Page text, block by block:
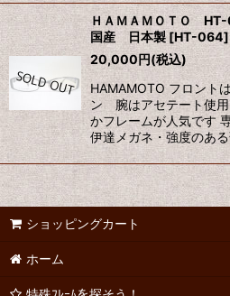
ＨＡＭＡＭＯＴＯ
国産 日本製 [HT-064]
20,000円(税込)
HAMAMOTO フロント
ン 腕はアセテート使用
かフレームが人気です
伊達メガネ・強度のあ
ショッピングカート
ホーム